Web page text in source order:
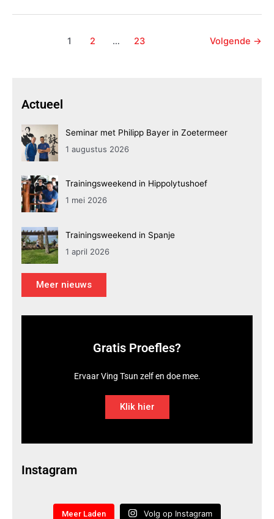
1 2 … 23 Volgende →
Actueel
Seminar met Philipp Bayer in Zoetermeer
1 augustus 2026
Trainingsweekend in Hippolytushoef
1 mei 2026
Trainingsweekend in Spanje
1 april 2026
Meer nieuws
Gratis Proefles?
Ervaar Ving Tsun zelf en doe mee.
Klik hier
Instagram
Meer Laden Volg op Instagram